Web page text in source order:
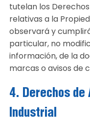
tutelan los
relativas a la
observará y
particular, no
información, de la
marcas o avisos de
4. Derechos de
Industrial